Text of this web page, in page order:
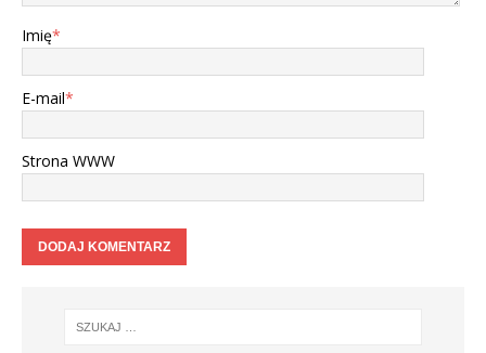
Imię*
E-mail*
Strona WWW